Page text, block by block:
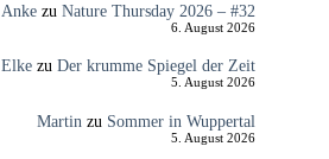
Ankezu Nature Thursday 2026 – #32
6. August 2026
Elkezu Der krumme Spiegel der Zeit
5. August 2026
Martin zu Sommer in Wuppertal
5. August 2026